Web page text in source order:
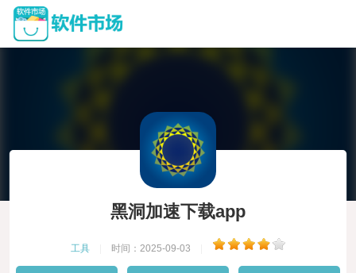
黑洞加速下载app
工具 时间：2025-09-03